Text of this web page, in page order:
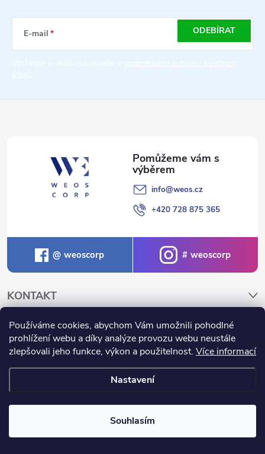
Používáme cookies, abychom Vám umožnili pohodlné
prohlížení webu a díky analýze provozu webu neustále
zlepšovali jeho funkce, výkon a použitelnost. Více informací
Nastavení
Souhlasím
í
E-mail ODEBÍRAT
info@weos.cz
+420 728 875 365
weoscorp weoscorp
KONTAKT
NAKUPOVÁNÍ A INFORMACE